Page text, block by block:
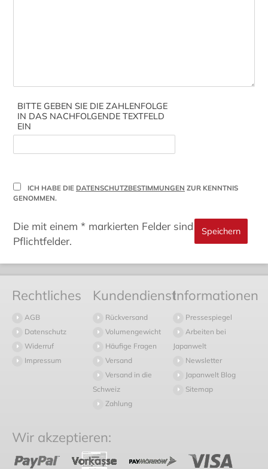
BITTE GEBEN SIE DIE ZAHLENFOLGE
IN DAS NACHFOLGENDE TEXTFELD
EIN
ICH HABE DIE DATENSCHUTZBESTIMMUNGEN ZUR KENNTNIS
GENOMMEN.
Die mit einem * markierten Felder sind
Pflichtfelder.
Rechtliches
AGB
Datenschutz
Widerruf
Impressum
Kundendienst
Rückversand
Volumengewicht
Häufige Fragen
Versand
Versand in die
Schweiz
Zahlung
Informationen
Pressespiegel
Arbeiten bei
Japanwelt
Newsletter
Japanwelt Blog
Sitemap
Wir akzeptieren: